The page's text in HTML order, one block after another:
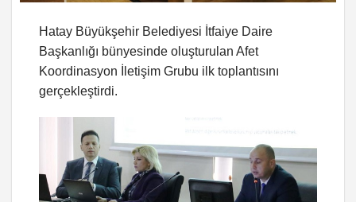
Hatay Büyükşehir Belediyesi İtfaiye Daire
Başkanlığı bünyesinde oluşturulan Afet
Koordinasyon İletişim Grubu ilk toplantısını
gerçekleştirdi.